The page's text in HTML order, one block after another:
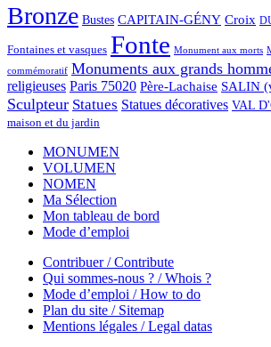
Bronze Bustes CAPITAIN-GÉNY Croix
Fontaines et vasques Fonte Monument aux morts
commémoratif Monuments aux grands
religieuses Paris 75020 Père-Lachaise SALIN
Sculpteur Statues Statues décoratives VAL
maison et du jardin
MONUMEN
VOLUMEN
NOMEN
Ma Sélection
Mon tableau de bord
Mode d’emploi
Contribuer / Contribute
Qui sommes-nous ? / Whois ?
Mode d’emploi / How to do
Plan du site / Sitemap
Mentions légales / Legal datas